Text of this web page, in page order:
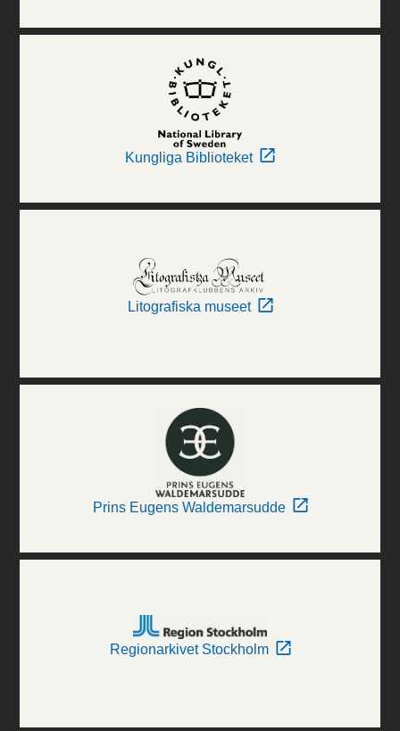
Kungliga Biblioteket
Litografiska museet
Prins Eugens Waldemarsudde
Regionarkivet Stockholm